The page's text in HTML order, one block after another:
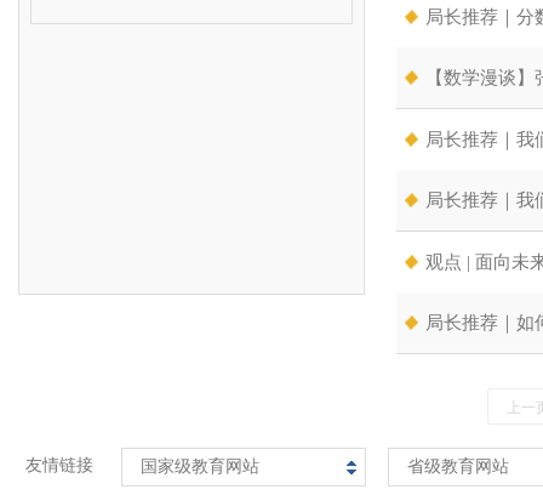
局长推荐｜分
【数学漫谈
局长推荐｜我
局长推荐｜我
观点 | 面向未
局长推荐｜如
上一
友情链接 国家级教育网站 省级教育网站